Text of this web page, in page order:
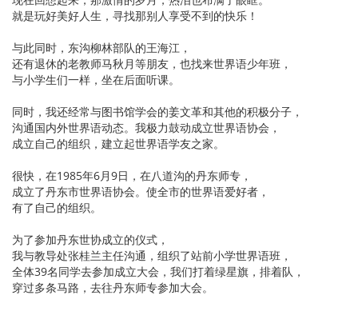
就是玩好美好人生，寻找那别人享受不到的快乐！
与此同时，东沟柳林部队的王海江，
还有退休的老教师马秋月等朋友，也找来世界语少年班，
与小学生们一样，坐在后面听课。
同时，我还经常与图书馆学会的姜文革和其他的积极分子，
沟通国内外世界语动态。我极力鼓动成立世界语协会，
成立自己的组织，建立起世界语学友之家。
很快，在1985年6月9日，在八道沟的丹东师专，
成立了丹东市世界语协会。使全市的世界语爱好者，
有了自己的组织。
为了参加丹东世协成立的仪式，
我与教导处张桂兰主任沟通，组织了站前小学世界语班，
全体39名同学去参加成立大会，我们打着绿星旗，排着队，
穿过多条马路，去往丹东师专参加大会。